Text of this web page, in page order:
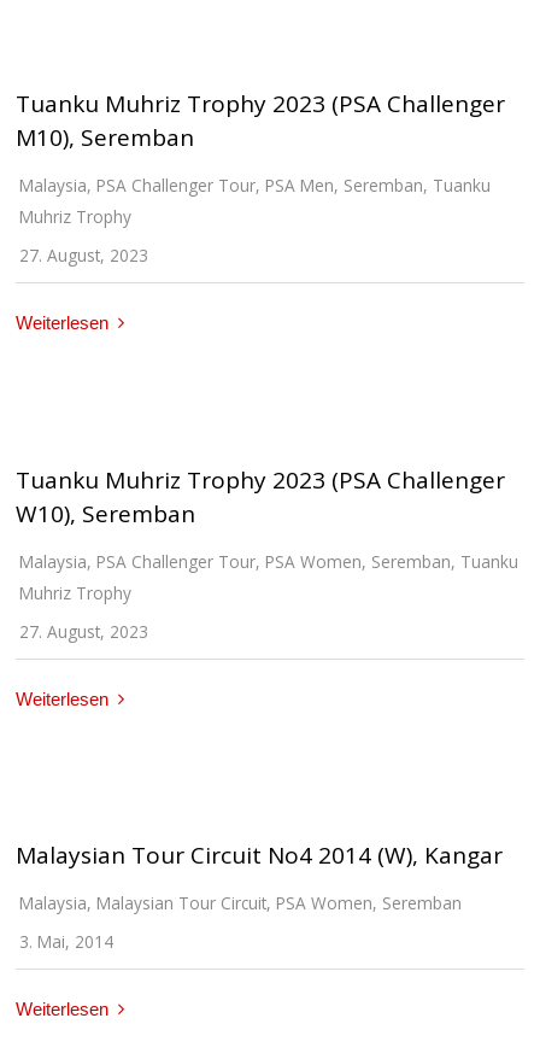
Tuanku Muhriz Trophy 2023 (PSA Challenger
M10), Seremban
Malaysia, PSA Challenger Tour, PSA Men, Seremban, Tuanku
Muhriz Trophy
27. August, 2023
Weiterlesen
Tuanku Muhriz Trophy 2023 (PSA Challenger
W10), Seremban
Malaysia, PSA Challenger Tour, PSA Women, Seremban, Tuanku
Muhriz Trophy
27. August, 2023
Weiterlesen
Malaysian Tour Circuit No4 2014 (W), Kangar
Malaysia, Malaysian Tour Circuit, PSA Women, Seremban
3. Mai, 2014
Weiterlesen